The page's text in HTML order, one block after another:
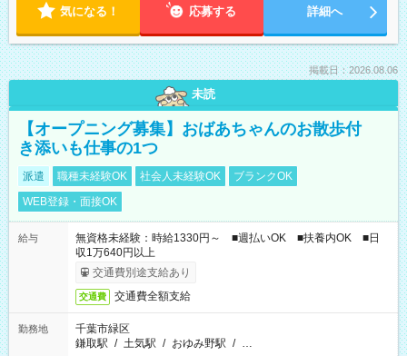
気になる！ 応募する 詳細へ
掲載日：2026.08.06
未読
【オープニング募集】おばあちゃんのお散歩付
き添いも仕事の1つ
派遣 職種未経験OK 社会人未経験OK
ブランクOK
WEB登録・面接OK
給与
無資格未経験：時給1330円～ ■週払いOK ■扶養内OK ■日
収1万640円以上
交通費別途支給あり
交通費 交通費全額支給
勤務地
千葉市緑区
鎌取駅 / 土気駅 / おゆみ野駅 / …